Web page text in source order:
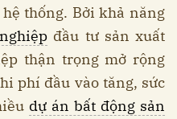
thống. Bởi khả năng
đầu tư sản xuất
thận trọng mở rộng
phí đầu vào tăng, sức
dự án bất động sản